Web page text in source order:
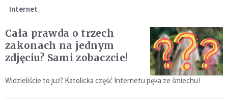
Internet
Cała prawda o trzech
zakonach na jednym
zdjęciu? Sami zobaczcie!
Widzieliście to już? Katolicka część Internetu pęka ze śmiechu!